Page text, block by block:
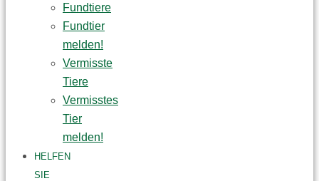
Fundtiere
Fundtier
melden!
Vermisste
Tiere
Vermisstes
Tier
melden!
HELFEN
SIE